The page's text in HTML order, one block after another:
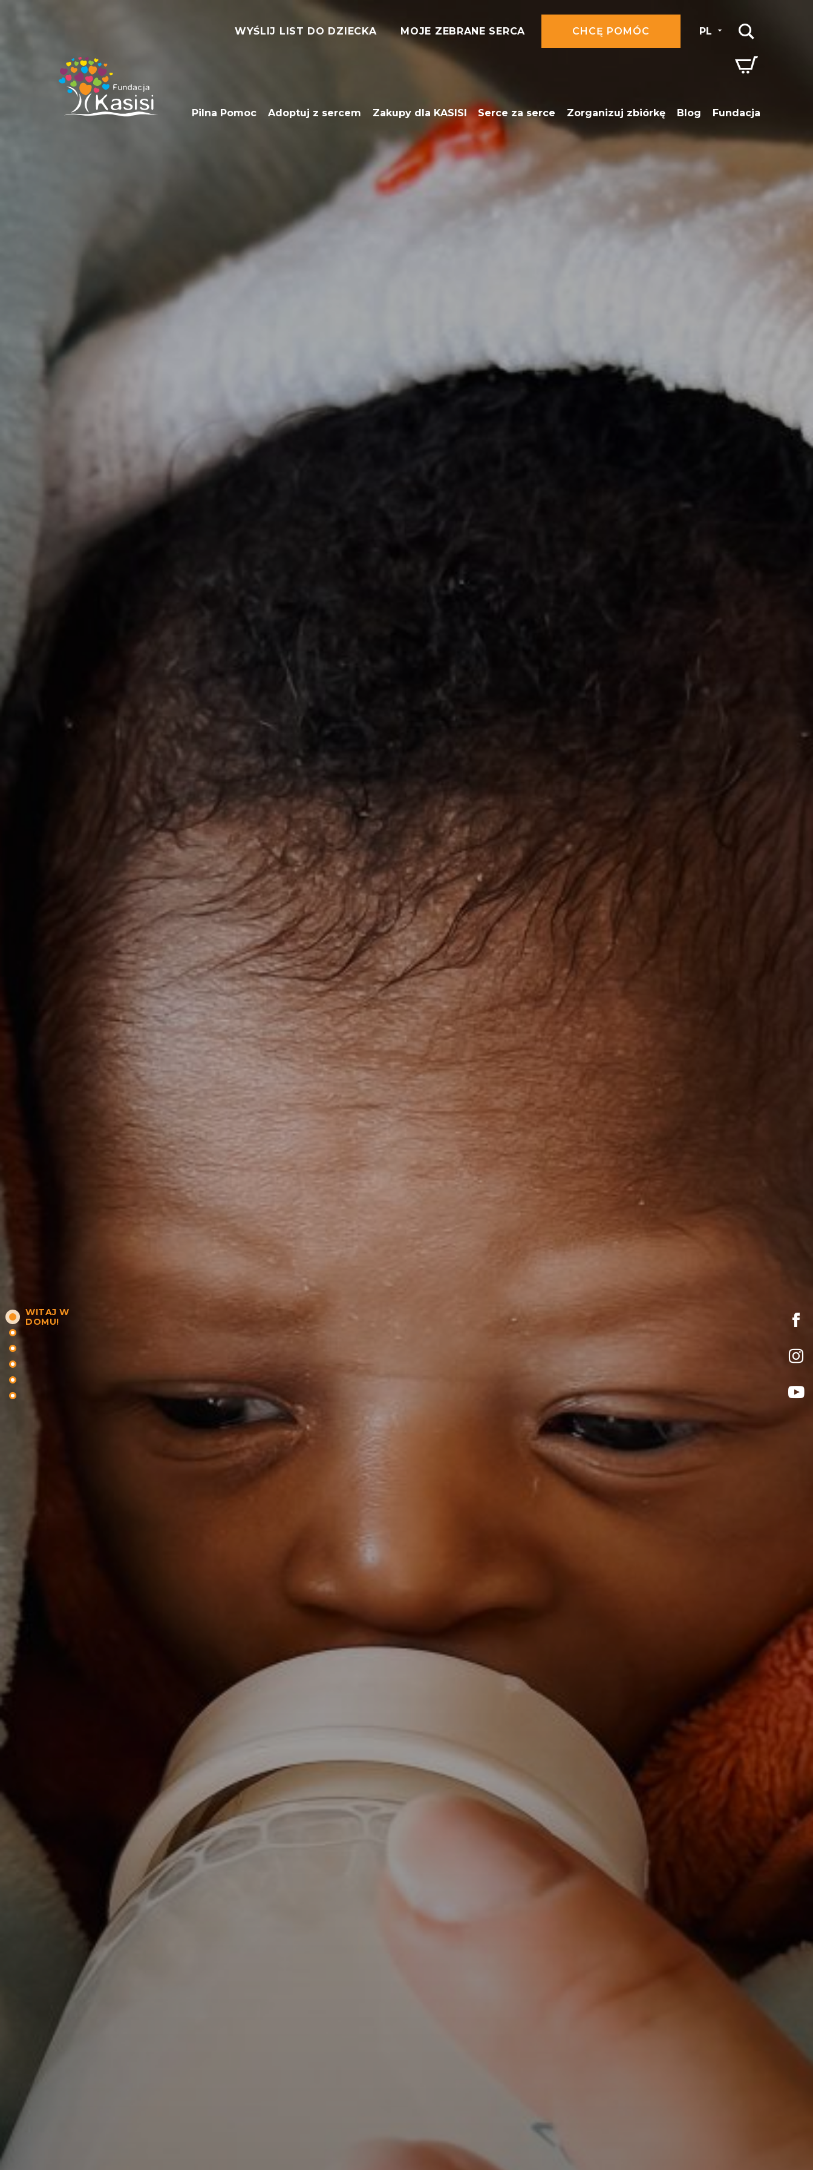
WYŚLIJ LIST DO DZIECKA MOJE ZEBRANE SERCA CHCĘ POMÓC PL
Pilna Pomoc Adoptuj z sercem Zakupy dla KASISI Serce za serce Zorganizuj zbiórkę Blog Fundacja
WITAJ W
DOMU!